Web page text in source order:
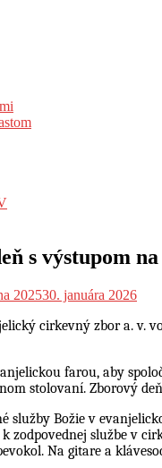
s výstupom
202530. januára 2026
cirkevný zbor a. v.
farou, aby
stolovaní. Zborový
služby Božie v
zodpovednej službe v
Na gitare a